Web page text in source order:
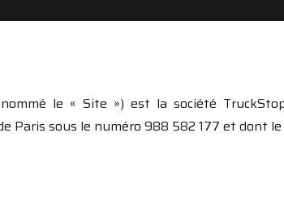
le « Site ») est la société
Paris sous le numéro 988 582 177 et dont